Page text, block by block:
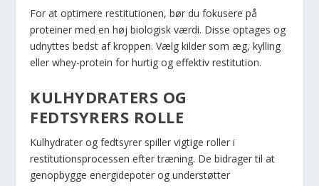
For at optimere restitutionen, bør du fokusere på
proteiner med en høj biologisk værdi. Disse optages og
udnyttes bedst af kroppen. Vælg kilder som æg, kylling
eller whey-protein for hurtig og effektiv restitution.
KULHYDRATERS OG
FEDTSYRERS ROLLE
Kulhydrater og fedtsyrer spiller vigtige roller i
restitutionsprocessen efter træning. De bidrager til at
genopbygge energidepoter og understøtter